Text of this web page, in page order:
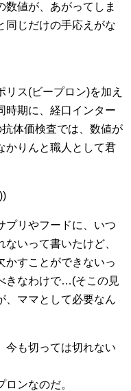
値が、あがってしま
同じだけの手応えがな
ス(ビープロン)を加え
時期に、経口インター
体価検査では、数値が
かりんと職人として君
プリやフードに、いつ
いって書いたけど、
かすことができないっ
きなわけで…(そこの見
、ママとして必要なん
今も切っては切れない
ンなのだ。